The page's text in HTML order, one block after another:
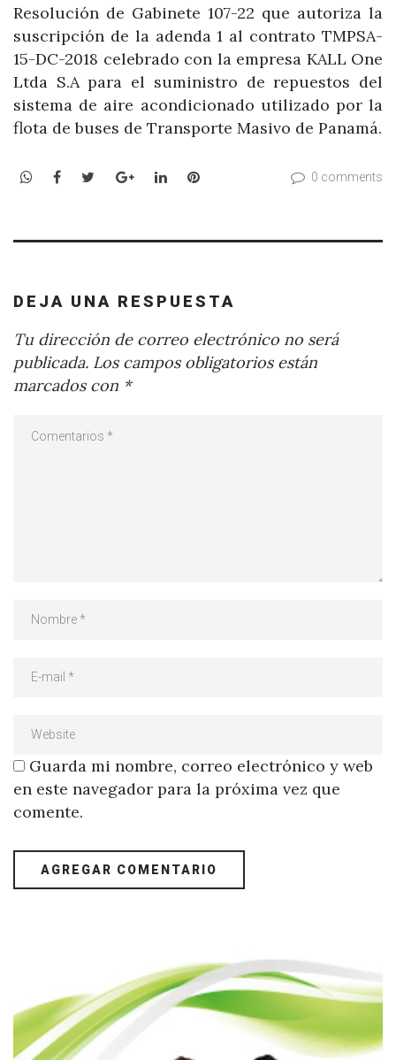
Resolución de Gabinete 107-22 que autoriza la
suscripción de la adenda 1 al contrato TMPSA-
15-DC-2018 celebrado con la empresa KALL One
Ltda S.A para el suministro de repuestos del
sistema de aire acondicionado utilizado por la
flota de buses de Transporte Masivo de Panamá.
WhatsApp
Facebook
TwitterGoogle+LinkedInPinterest 0 comments
DEJA UNA RESPUESTA
Tu dirección de correo electrónico no será
publicada. Los campos obligatorios están
marcados con *
Guarda mi nombre, correo electrónico y web
en este navegador para la próxima vez que
comente.